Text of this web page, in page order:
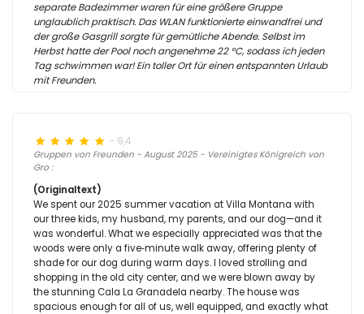
separate Badezimmer waren für eine größere Gruppe
unglaublich praktisch. Das WLAN funktionierte einwandfrei und
der große Gasgrill sorgte für gemütliche Abende. Selbst im
Herbst hatte der Pool noch angenehme 22 °C, sodass ich jeden
Tag schwimmen war! Ein toller Ort für einen entspannten Urlaub
mit Freunden.
- 9,4
Gruppen von Freunden - August 2025 - Vereinigtes Königreich von
Gro :
(Originaltext)
We spent our 2025 summer vacation at Villa Montana with
our three kids, my husband, my parents, and our dog—and it
was wonderful. What we especially appreciated was that the
woods were only a five‑minute walk away, offering plenty of
shade for our dog during warm days. I loved strolling and
shopping in the old city center, and we were blown away by
the stunning Cala La Granadela nearby. The house was
spacious enough for all of us, well equipped, and exactly what